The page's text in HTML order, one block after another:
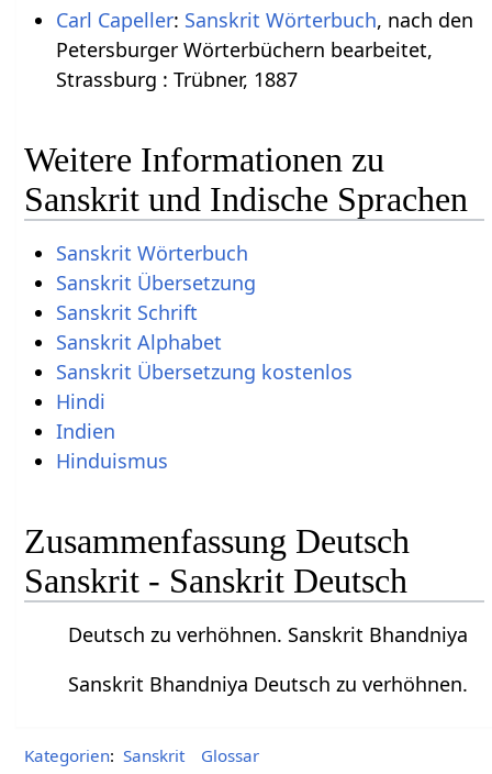
Carl Capeller: Sanskrit Wörterbuch, nach den
Petersburger Wörterbüchern bearbeitet,
Strassburg : Trübner, 1887
Weitere Informationen zu
Sanskrit und Indische Sprachen
Sanskrit Wörterbuch
Sanskrit Übersetzung
Sanskrit Schrift
Sanskrit Alphabet
Sanskrit Übersetzung kostenlos
Hindi
Indien
Hinduismus
Zusammenfassung Deutsch
Sanskrit - Sanskrit Deutsch
Deutsch zu verhöhnen. Sanskrit Bhandniya
Sanskrit Bhandniya Deutsch zu verhöhnen.
Kategorien: Sanskrit Glossar